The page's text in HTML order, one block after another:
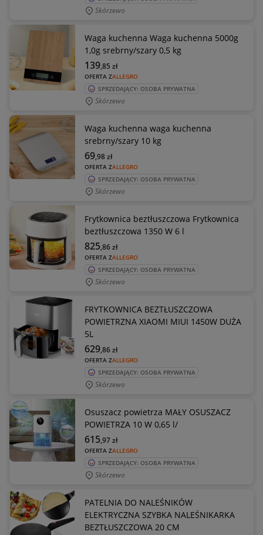
Skórzewo
Waga kuchenna Waga kuchenna 5000g
1,0g srebrny/szary 0,5 kg
OFERTA ZALLEGRO
139,85 zł
SPRZEDAJĄCY: OSOBA PRYWATNA
Skórzewo
Waga kuchenna waga kuchenna
srebrny/szary 10 kg
OFERTA ZALLEGRO
69,98zł
SPRZEDAJĄCY: OSOBA PRYWATNA
Skórzewo
Frytkownica beztłuszczowa Frytkownica
beztłuszczowa 1350 W 6 l
OFERTA ZALLEGRO
825,86zł
SPRZEDAJĄCY: OSOBA PRYWATNA
Skórzewo
FRYTKOWNICA BEZTŁUSZCZOWA
POWIETRZNA XIAOMI MIUI 1450W DUŻA
5L
OFERTA ZALLEGRO
629,86zł
SPRZEDAJĄCY: OSOBA PRYWATNA
Skórzewo
Osuszacz powietrza MAŁY OSUSZACZ
POWIETRZA 10 W 0,65 l/
OFERTA ZALLEGRO
615,97zł
SPRZEDAJĄCY: OSOBA PRYWATNA
Skórzewo
PATELNIA DO NALEŚNIKÓW
ELEKTRYCZNA SZYBKA NALEŚNIKARKA
BEZTŁUSZCZOWA 20 CM